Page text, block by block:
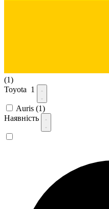
(1)
Toyota 1
Auris (1)
Наявність